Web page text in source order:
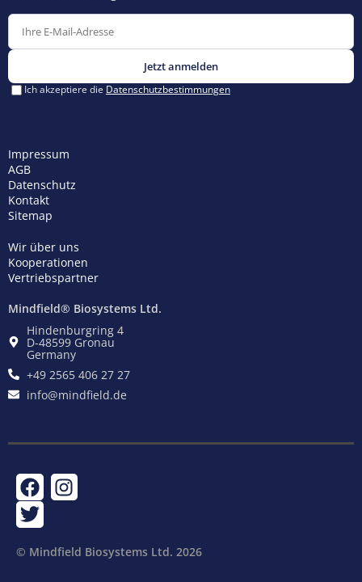
Impressum
AGB
Datenschutz
Kontakt
Sitemap
Wir über uns
Kooperationen
Vertriebspartner
Mindfield® Biosystems Ltd.
Hindenburgring 4
D-48599 Gronau
Germany
+49 2565 406 27 27
info@mindfield.de
© Mindfield Biosystems Ltd. ​2026
F
a
c
b
I
n
t
a
T
w
i
t